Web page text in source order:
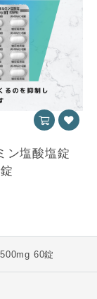
ン塩酸塩錠
60錠